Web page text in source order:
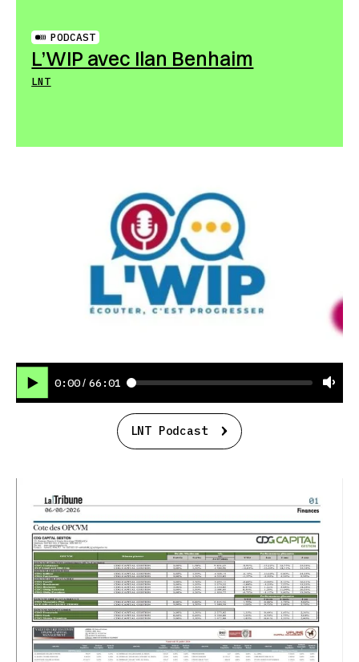
PODCAST
L’WIP avec Ilan Benhaim
LNT
0:00 / 66:01
LNT Podcast